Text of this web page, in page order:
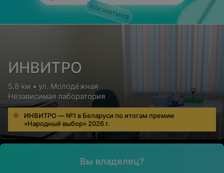
ИНВИТРО
5.8 км • ул. Молодёжная
Независимая лаборатория
ИНВИТРО — №1 в Беларуси по итогам премии
«Народный выбор» 2026 г.
Вы владелец?